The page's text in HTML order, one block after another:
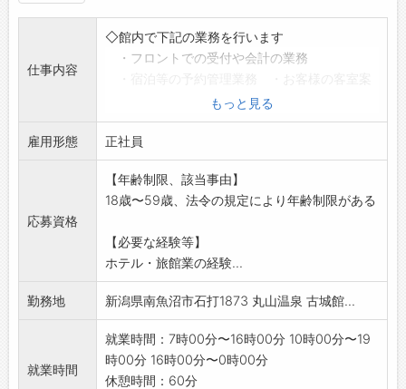
仕事内容
◇館内で下記の業務を行います
・フロントでの受付や会計の業務
・パソコンへのデータ入力等の事務的な業務
・館内清掃 ・布団敷き ・食事処給仕
・その他上記に付随する業務など
*初めての方でも、基礎から丁寧に指導します。
*「応募前職場見学」可。ハローワークへご相談
*業務の変更範囲:変更なし
もっと見る
雇用形態 正社員
応募資格
【年齢制限、該当事由】
18歳〜59歳、法令の規定により年齢制限がある
【必要な経験等】
ホテル・旅館業の経験...
勤務地 新潟県南魚沼市石打1873 丸山温泉 古城館...
就業時間
就業時間：7時00分〜16時00分 10時00分〜19
時00分 16時00分〜0時00分
休憩時間：60分